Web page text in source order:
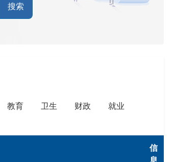
搜索
教育 卫生 财政
就业
信
息